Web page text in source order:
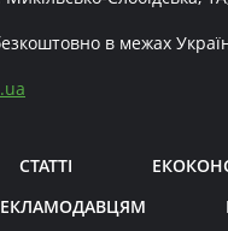
в межах
СТАТТІ